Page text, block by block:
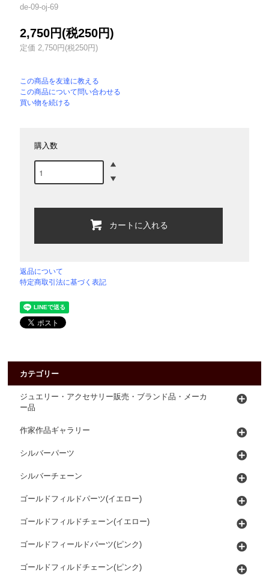
de-09-oj-69
2,750円(税250円)
定価 2,750円(税250円)
この商品を友達に教える
この商品について問い合わせる
買い物を続ける
購入数
カートに入れる
返品について
特定商取引法に基づく表記
カテゴリー
ジュエリー・アクセサリー販売・ブランド品・メーカ
ー品
作家作品ギャラリー
シルバーパーツ
シルバーチェーン
ゴールドフィルドパーツ(イエロー)
ゴールドフィルドチェーン(イエロー)
ゴールドフィールドパーツ(ピンク)
ゴールドフィルドチェーン(ピンク)